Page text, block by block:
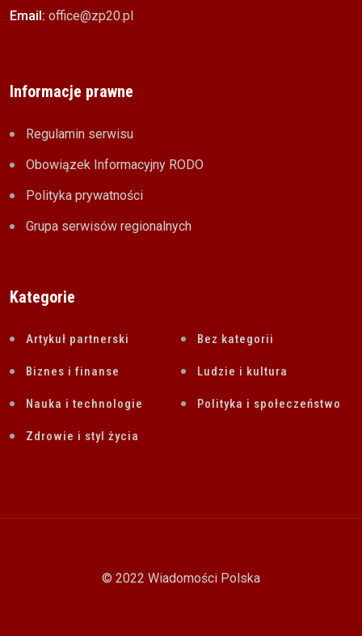
Email: office@zp20.pl
Informacje prawne
Regulamin serwisu
Obowiązek Informacyjny RODO
Polityka prywatności
Grupa serwisów regionalnych
Kategorie
Artykuł partnerski Bez kategorii
Biznes i finanse Ludzie i kultura
Nauka i technologie Polityka i społeczeństwo
Zdrowie i styl życia
© 2022 Wiadomości Polska